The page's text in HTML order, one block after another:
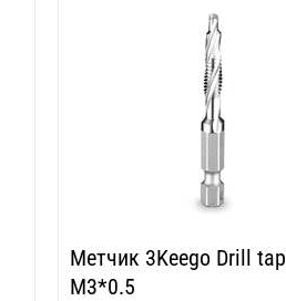
Метчик 3Keego Drill tap
M3*0.5